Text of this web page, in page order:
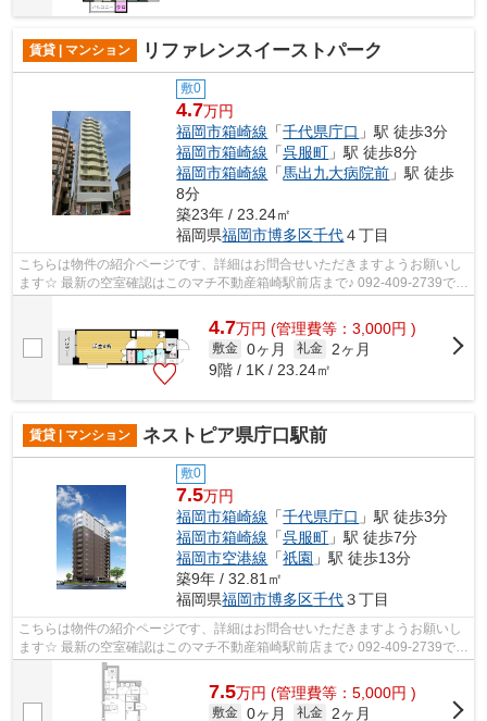
賃貸 | マンション リファレンスイーストパーク
敷0
4.7万円
福岡市箱崎線 「千代県庁口 」駅 徒歩3分
福岡市箱崎線 「呉服町 」駅 徒歩8分
福岡市箱崎線 「馬出九大病院前 」駅 徒歩
8分
築23年 / 23.24㎡
福岡県福岡市博多区千代４丁目
こちらは物件の紹介ページです、詳細はお問合せいただきますようお願いし
ます☆ 最新の空室確認はこのマチ不動産箱崎駅前店まで♪ 092-409-2739で
4.7万円 (管理費等：3,000円 )
敷金 0ヶ月 礼金
2ヶ月
9階 / 1K / 23.24㎡
賃貸 | マンション ネストピア県庁口駅前
敷0
7.5万円
福岡市箱崎線 「千代県庁口 」駅 徒歩3分
福岡市箱崎線 「呉服町 」駅 徒歩7分
福岡市空港線 「祇園 」駅 徒歩13分
築9年 / 32.81㎡
福岡県福岡市博多区千代３丁目
こちらは物件の紹介ページです、詳細はお問合せいただきますようお願いし
ます☆ 最新の空室確認はこのマチ不動産箱崎駅前店まで♪ 092-409-2739で
す！迅速に対応致します！！！！！♪
7.5万円 (管理費等：5,000円 )
敷金 0ヶ月 礼金
2ヶ月